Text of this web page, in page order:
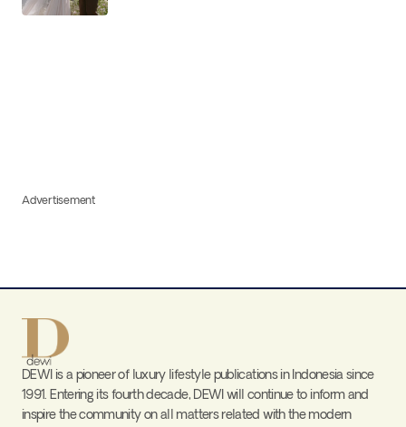
Advertisement
DEWI is a pioneer of luxury lifestyle publications in Indonesia since
1991. Entering its fourth decade, DEWI will continue to inform and
inspire the community on all matters related with the modern